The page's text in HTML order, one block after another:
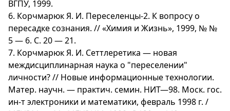
ВГПУ, 1999.
6. Корчмарюк Я. И. Переселенцы-2. К вопросу о
пересадке сознания. // «Химия и Жизнь», 1999, № №
5 — 6. С. 20 — 21.
7. Корчмарюк Я. И. Сеттлеретика — новая
междисциплинарная наука о "переселении"
личности? // Новые информационные технологии.
Матер. научн. — практич. семин. НИТ—98. Моск. гос.
ин-т электроники и математики, февраль 1998 г. /